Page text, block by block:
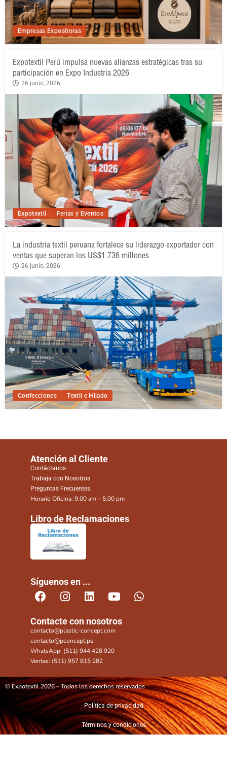
Empresas Expositoras
Expotextil Ferias y Eventos
Expotextil Perú impulsa nuevas alianzas estratégicas tras su
participación en Expo Industria 2026
26 junio, 2026
Confecciones Textil e Hilado
La industria textil peruana fortalece su liderazgo exportador con
ventas que superan los US$1.736 millones
26 junio, 2026
Atención al Cliente
Contáctanos
Trabaja con Nosotros
Preguntas Frecuentes
Horario Oficina: 9.00 am – 5.00 pm
Libro de Reclamaciones
Síguenos en ...
Contacte con nosotros
contacto@plastic-concept.com
contacto@pconcept.pe
WhatsApp: (511) 944 428 920
Ventas: (511) 957 815 282
© Expotextil 2026 – Todos los derechos reservados
Política de privacidad
Términos y condiciones